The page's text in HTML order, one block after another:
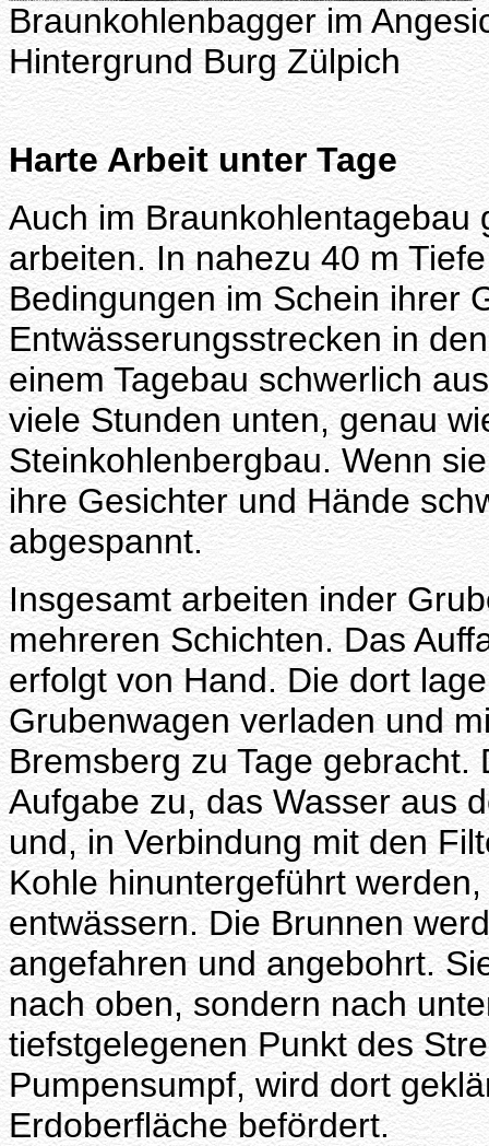
Braunkohlenbagger im
Hintergrund Burg Zülpich
Harte Arbeit unter Tage
Auch im Braunkohlentagebau
arbeiten. In nahezu 40 m
Bedingungen im Schein ihrer
Entwässerungsstrecken in
einem Tagebau schwerlich
viele Stunden unten, genau
Steinkohlenbergbau. Wenn
ihre Gesichter und Hände
abgespannt.
Insgesamt arbeiten inder
mehreren Schichten. Das
erfolgt von Hand. Die dort
Grubenwagen verladen und
Bremsberg zu Tage
Aufgabe zu, das Wasser aus
und, in Verbindung mit den
Kohle hinuntergeführt
entwässern. Die Brunnen
angefahren und angebohrt.
nach oben, sondern nach
tiefstgelegenen Punkt des
Pumpensumpf, wird dort
Erdoberfläche befördert.